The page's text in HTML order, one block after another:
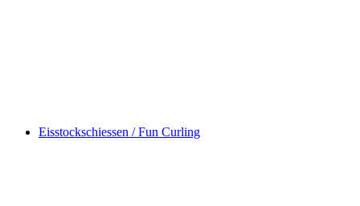
Eisstockschiessen / Fun Curling